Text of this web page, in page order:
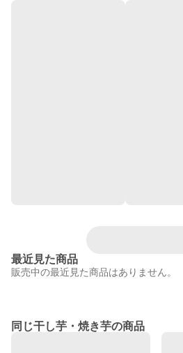
最近見た商品
販売中の最近見た商品はありません。
同じ干し芋・焼き芋の商品